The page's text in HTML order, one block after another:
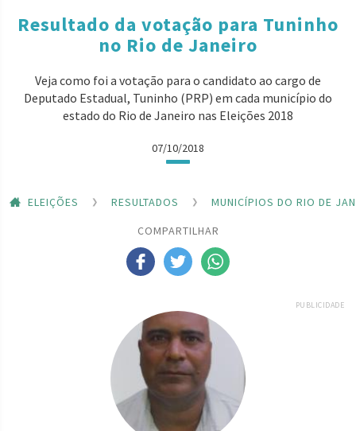
Resultado da votação para Tuninho
no Rio de Janeiro
Veja como foi a votação para o candidato ao cargo de
Deputado Estadual, Tuninho (PRP) em cada município do
estado do Rio de Janeiro nas Eleições 2018
07/10/2018
ELEIÇÕES RESULTADOS
MUNICÍPIOS DO RIO DE
COMPARTILHAR
PUBLICIDADE